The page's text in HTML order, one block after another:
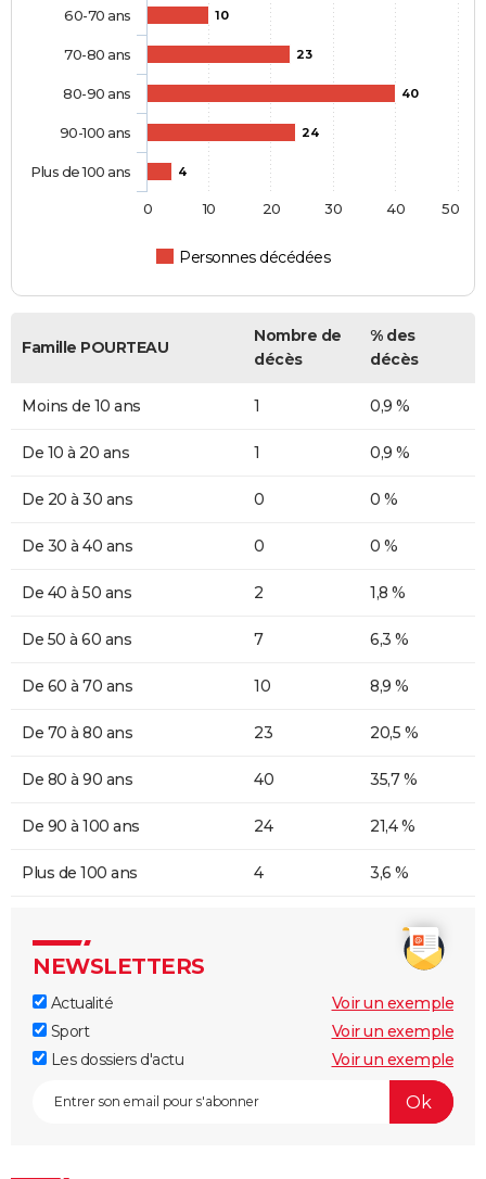
10
23
40
24
4
Personnes décédées
60-70 ans
70-80 ans
80-90 ans
90-100 ans
Plus de 100 ans
0 10 20 30 40 50
Famille POURTEAU
Nombre de
décès
% des
décès
Moins de 10 ans 1 0,9 %
De 10 à 20 ans 1 0,9 %
De 20 à 30 ans 0 0 %
De 30 à 40 ans 0 0 %
De 40 à 50 ans 2 1,8 %
De 50 à 60 ans 7 6,3 %
De 60 à 70 ans 10 8,9 %
De 70 à 80 ans 23 20,5 %
De 80 à 90 ans 40 35,7 %
De 90 à 100 ans 24 21,4 %
Plus de 100 ans 4 3,6 %
NEWSLETTERS
Actualité
Voir un exemple
Sport
Voir un exemple
Les dossiers d'actu
Voir un exemple